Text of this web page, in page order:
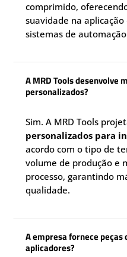
comprimido,
suavidade na
sistemas de
A MRD Tools desenvolve
personalizados?
Sim. A MRD Tools
personalizados para
acordo com o tipo de
volume de produção e
processo, garantindo
qualidade.
A empresa fornece
aplicadores?